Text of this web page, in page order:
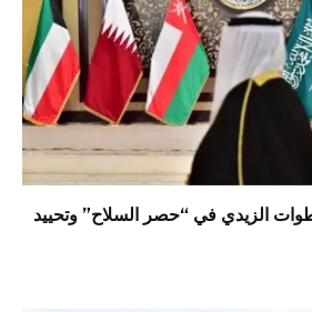
الزيدي في “حصر السلاح” وتحييد